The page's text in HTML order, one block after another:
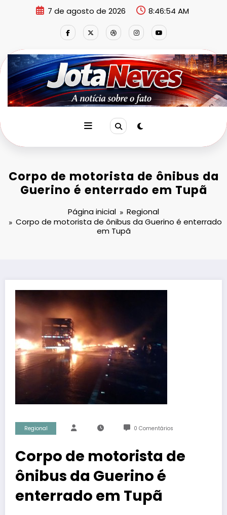
7 de agosto de 2026 8:46:54 AM
Corpo de motorista de ônibus da
Guerino é enterrado em Tupã
Página inicial
Regional
Corpo de motorista de ônibus da Guerino é enterrado
em Tupã
Regional 0 Comentários
Corpo de motorista de
ônibus da Guerino é
enterrado em Tupã